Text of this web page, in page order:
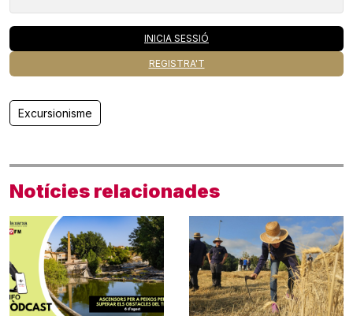
INICIA SESSIÓ
REGISTRA'T
Excursionisme
Notícies relacionades